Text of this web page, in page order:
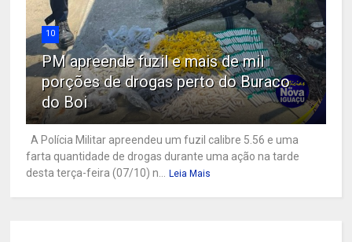
10
PM apreende fuzil e mais de mil
porções de drogas perto do Buraco
do Boi
A Polícia Militar apreendeu um fuzil calibre 5.56 e uma
farta quantidade de drogas durante uma ação na tarde
desta terça-feira (07/10) n...
Leia Mais